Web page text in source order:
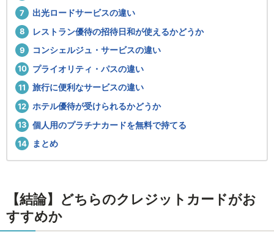
出光ロードサービスの違い
レストラン優待の招待日和が使えるかどうか
コンシェルジュ・サービスの違い
プライオリティ・パスの違い
旅行に便利なサービスの違い
ホテル優待が受けられるかどうか
個人用のプラチナカードを無料で持てる
まとめ
【結論】どちらのクレジットカードがお
すすめか